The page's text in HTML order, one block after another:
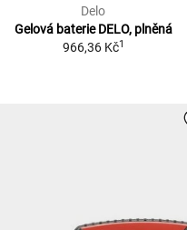
Delo
Gelová baterie DELO, plněná
966,36 Kč1